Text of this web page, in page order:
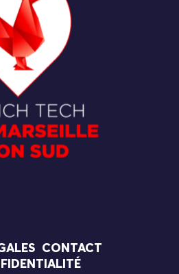
CONTACT